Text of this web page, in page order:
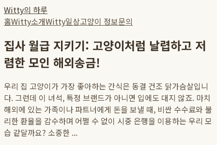
Witty의 하루
홈Witty소개Witty일상고양이 정보문의
집사 월급 지키기: 고양이처럼 날렵하고 저
렴한 모인 해외송금!
우리 집 고양이가 가장 좋아하는 간식은 동결 건조 닭가슴살입니
다. 그런데 이 녀석, 특정 브랜드가 아니면 입에도 대지 않죠. 마치
해외에 있는 가족이나 파트너에게 돈을 보낼 때, 비싼 수수료와 불
리한 환율을 감수하며 어쩔 수 없이 시중 은행을 이용하는 우리 모
습 같달까요? 소중한 ...